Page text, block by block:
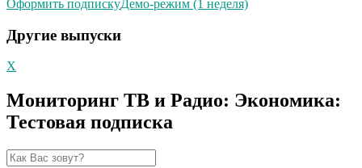
Оформить подпискуДемо-режим (1 неделя)
Другие выпуски
X
Мониторинг ТВ и Радио: Экономика:
Тестовая подписка